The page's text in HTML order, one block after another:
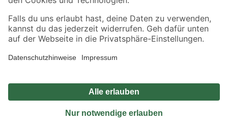
Alle Preisangaben in EUR inkl. gesetzl. MwSt.. Die dargestellten Angebote sind unter
Umständen nicht in allen Märkten verfügbar. Die angegebenen Verfügbarkeiten beziehen
Produkte nur solange der Vorrat reicht.
*Paketversand ab 59 € versandkostenfrei, gilt nicht für Artikel mit Speditionsversand, hier
Privatsphäre Impressum
Nutzungsbedingungen
Widerrufsrecht
Vertrag widerrufen